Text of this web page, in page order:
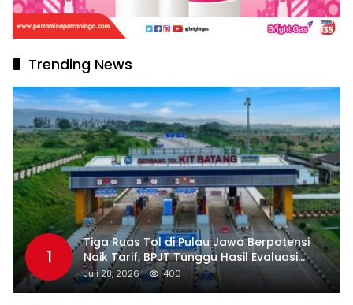
Trending News
1
Tiga Ruas Tol di Pulau Jawa Berpotensi
Naik Tarif, BPJT Tunggu Hasil Evaluasi
Standar Pelayanan
Juli 28, 2026 400